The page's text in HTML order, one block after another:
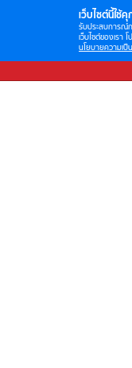
เว็บไซต์นี้ใช้คุ
รับประสบการณ์
เว็บไซต์ของเรา
นโยบายความเป็